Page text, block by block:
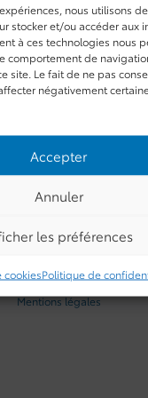
nous utilisons
stocker et/ou accéder aux
à ces technologies nous
comportement de
site. Le fait de ne pas
négativement
Accepter
Annuler
les préférences
cookiesPolitique de
Automatique
la disponibilité
mon échange
Mentions légales